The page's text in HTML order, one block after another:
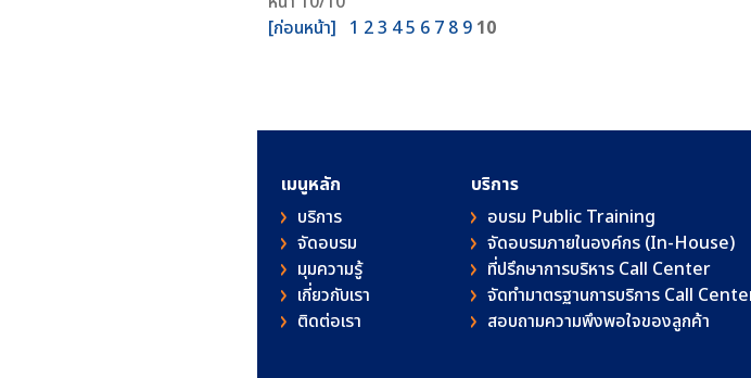
[ก่อนหน้า] 1 23 45 6 7 8 9 10
เมนูหลัก
บริการ
จัดอบรม
มุมความรู้
เกี่ยวกับเรา
ติดต่อเรา
บริการ
อบรม Public Training
จัดอบรมภายในองค์กร (In-House)
ที่ปรึกษาการบริหาร Call Center
จัดทำมาตรฐานการบริการ Call
สอบถามความพึงพอใจของลูกค้า